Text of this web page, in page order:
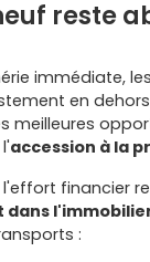
reste
immédiate,
en
meilleures
accession à la
l'effort financier
dans
: